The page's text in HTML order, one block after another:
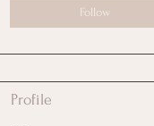
Follow
Profile